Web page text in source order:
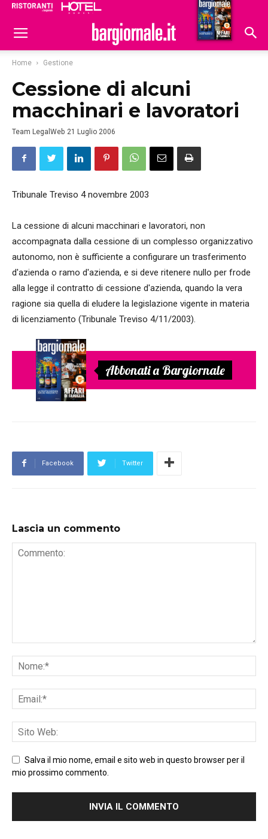
Hoteldomani
Home Gestione
Cessione di alcuni
macchinari e lavoratori
Team LegalWeb 21 Luglio 2006
Tribunale Treviso 4 novembre 2003
La cessione di alcuni macchinari e lavoratori, non
accompagnata dalla cessione di un complesso organizzativo
autonomo, non è sufficiente a configurare un trasferimento
d'azienda o ramo d'azienda, e si deve ritenere nullo per frode
alla legge il contratto di cessione d'azienda, quando la vera
ragione sia quella di eludere la legislazione vigente in materia
di licenziamento (Tribunale Treviso 4/11/2003).
Abbonati a Bargiornale
Facebook Twitter
Lascia un commento
Salva il mio nome, email e sito web in questo browser per il
mio prossimo commento.